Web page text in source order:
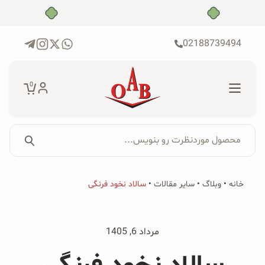
02188739494
0
برای:
جستجو...
پکیج‌ها
محصولات ارگانیک
محصول موردنظرت رو بنویس...
خانه • وبلاگ • سایر مقالات • سالاد نخود فرنگی
مرداد 6, 1405